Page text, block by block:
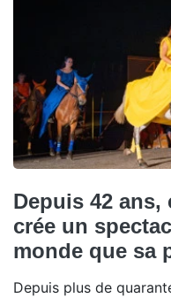
Depuis 42
crée un
monde que sa
Depuis plus de